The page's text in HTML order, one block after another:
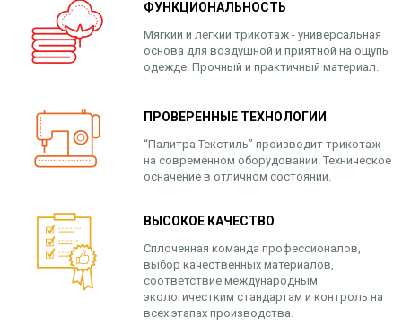
ФУНКЦИОНАЛЬНОСТЬ
Мягкий и легкий трикотаж - универсальная
основа для воздушной и приятной на ощупь
одежде. Прочный и практичный материал.
ПРОВЕРЕННЫЕ ТЕХНОЛОГИИ
“Палитра Текстиль” производит трикотаж
на современном оборудовании. Техническое
осначение в отличном состоянии.
ВЫСОКОЕ КАЧЕСТВО
Сплоченная команда профессионалов,
выбор качественных материалов,
соответствие международным
экологичестким стандартам и контроль на
всех этапах производства.